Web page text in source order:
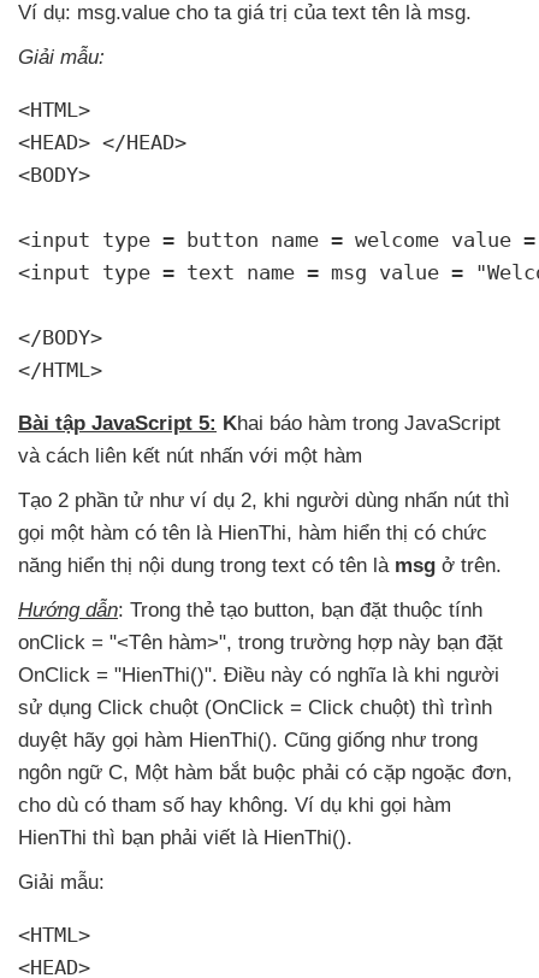
Ví dụ: msg.value cho ta giá trị của text tên là msg.
Giải mẫu:
<HTML>
<HEAD> </HEAD>
<BODY>
<input type = button name = welcome value
<input type = text name = msg value =
</BODY>
</HTML>
Bài tập JavaScript 5: Khai báo hàm trong JavaScript
và cách liên kết nút nhấn với một hàm
Tạo 2 phần tử như ví dụ 2, khi người dùng nhấn nút thì
gọi một hàm có tên là HienThi, hàm hiển thị có chức
năng hiển thị nội dung trong text có tên là msg ở trên.
Hướng dẫn: Trong thẻ tạo button, bạn đặt thuộc tính
onClick = "<Tên hàm>", trong trường hợp này bạn đặt
OnClick = "HienThi()". Điều này có nghĩa là khi người
sử dụng Click chuột (OnClick = Click chuột) thì trình
duyệt hãy gọi hàm HienThi(). Cũng giống như trong
ngôn ngữ C, Một hàm bắt buộc phải có cặp ngoặc đơn,
cho dù có tham số hay không. Ví dụ khi gọi hàm
HienThi thì bạn phải viết là HienThi().
Giải mẫu:
<HTML>
<HEAD>